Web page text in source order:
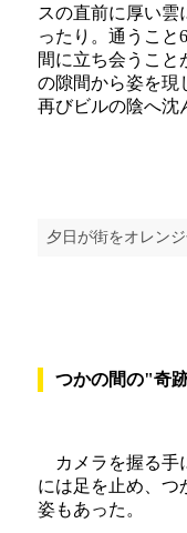
スの直前に厚い雲
ったり。通うこと
間に立ち会うこと
の隙間から姿を現
再びビルの陰へ沈
夕日が街をオレン
つかの間の"奇
カメラを握る手
には足を止め、つ
姿もあった。